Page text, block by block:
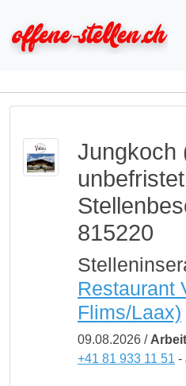
Jungkoch
815220
Restaurant
Flims/Laax)
09.08.2026 /
+41 81 933 11 51 -